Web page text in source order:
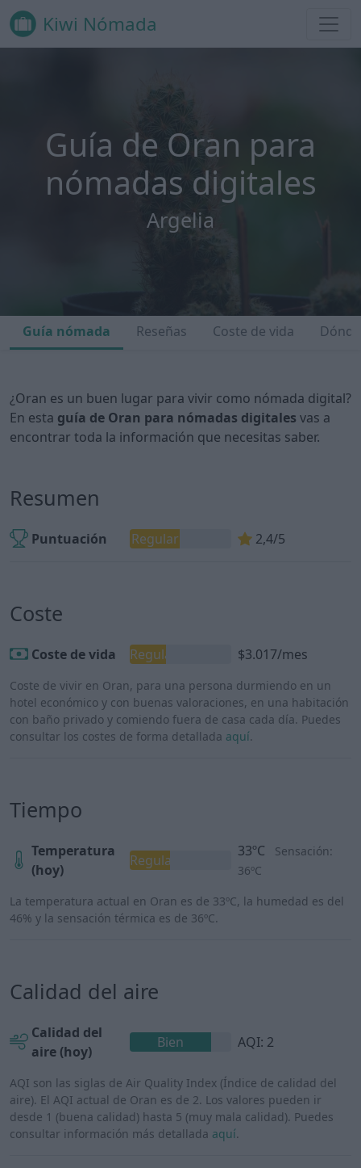
Kiwi Nómada
Guía de Oran para
nómadas digitales
Argelia
Guía nómada Reseñas Coste de vida
¿Oran es un buen lugar para vivir como nómada digital?
En esta guía de Oran para nómadas digitales vas a
encontrar toda la información que necesitas saber.
Resumen
Puntuación Regular 2,4/5
Coste
Coste de vida Regular $3.017/mes
Coste de vivir en Oran, para una persona durmiendo en un
hotel económico y con buenas valoraciones, en una habitación
con baño privado y comiendo fuera de casa cada día. Puedes
consultar los costes de forma detallada aquí.
Tiempo
Temperatura
(hoy)
Regular
33ºC
Sensación:
36ºC
La temperatura actual en Oran es de 33ºC, la humedad es del
46% y la sensación térmica es de 36ºC.
Calidad del aire
Calidad del
aire (hoy)
Bien AQI: 2
AQI son las siglas de Air Quality Index (Índice de calidad del
aire). El AQI actual de Oran es de 2. Los valores pueden ir
desde 1 (buena calidad) hasta 5 (muy mala calidad). Puedes
consultar información más detallada aquí.